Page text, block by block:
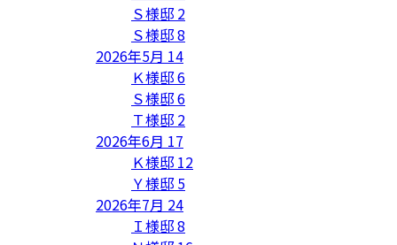
Ｓ様邸 2
Ｓ様邸8
2026年5月 14
Ｋ様邸6
Ｓ様邸6
Ｔ様邸 2
2026年6月 17
Ｋ様邸 12
Ｙ様邸 5
2026年7月 24
Ｉ様邸8